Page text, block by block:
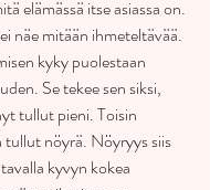
elämässä itse asiassa on.
näe mitään ihmeteltävää.
kyky puolestaan
Se tekee sen siksi,
tullut pieni. Toisin
tullut nöyrä. Nöyryys siis
kyvyn kokea